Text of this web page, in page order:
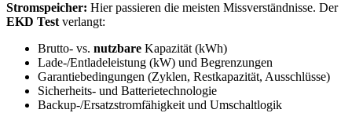
Stromspeicher: Hier passieren die meisten Missverständnisse. Der
EKD Test verlangt:
Brutto- vs. nutzbare Kapazität (kWh)
Lade-/Entladeleistung (kW) und Begrenzungen
Garantiebedingungen (Zyklen, Restkapazität, Ausschlüsse)
Sicherheits- und Batterietechnologie
Backup-/Ersatzstromfähigkeit und Umschaltlogik